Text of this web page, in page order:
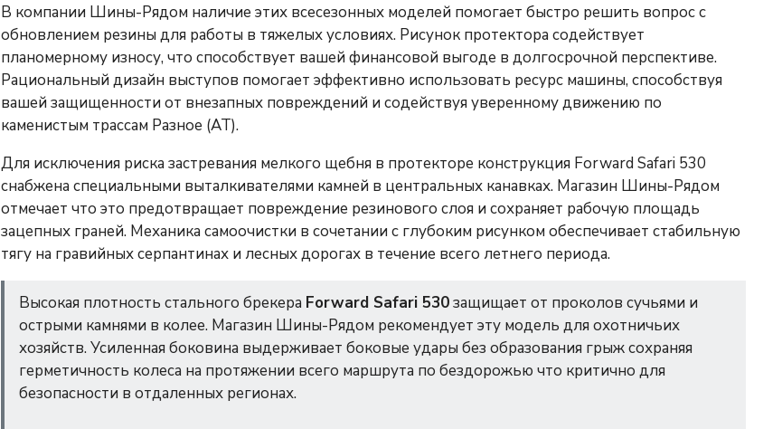
В компании Шины-Рядом наличие этих всесезонных моделей помогает быстро решить вопрос с
обновлением резины для работы в тяжелых условиях. Рисунок протектора содействует
планомерному износу, что способствует вашей финансовой выгоде в долгосрочной перспективе.
Рациональный дизайн выступов помогает эффективно использовать ресурс машины, способствуя
вашей защищенности от внезапных повреждений и содействуя уверенному движению по
каменистым трассам Разное (AT).
Для исключения риска застревания мелкого щебня в протекторе конструкция Forward Safari 530
снабжена специальными выталкивателями камней в центральных канавках. Магазин Шины-Рядом
отмечает что это предотвращает повреждение резинового слоя и сохраняет рабочую площадь
зацепных граней. Механика самоочистки в сочетании с глубоким рисунком обеспечивает стабильную
тягу на гравийных серпантинах и лесных дорогах в течение всего летнего периода.
Высокая плотность стального брекера Forward Safari 530защищает от проколов сучьями и
острыми камнями в колее. Магазин Шины-Рядом рекомендует эту модель для охотничьих
хозяйств. Усиленная боковина выдерживает боковые удары без образования грыж сохраняя
герметичность колеса на протяжении всего маршрута по бездорожью что критично для
безопасности в отдаленных регионах.